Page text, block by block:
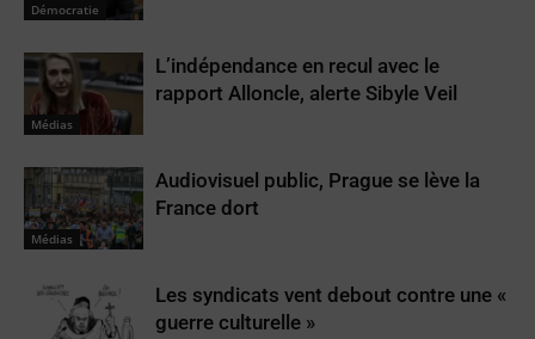
Démocratie
Médias
L’indépendance en recul avec le
rapport Alloncle, alerte Sibyle Veil
Médias
Audiovisuel public, Prague se lève la
France dort
Les syndicats vent debout contre une «
guerre culturelle »